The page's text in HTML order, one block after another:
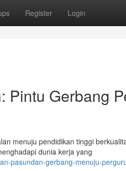
Register Login
Pintu Gerbang
menuju pendidikan tinggi
dunia kerja yang
pasundan-gerbang-menuju-